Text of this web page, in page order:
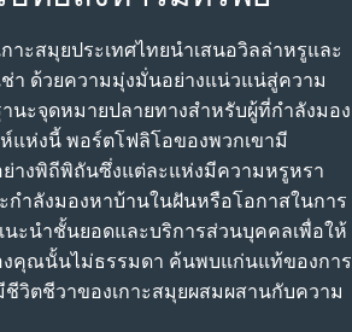
าะสมุยประเทศไทยนําเสนอวิลล่าหรูและ
า ด้วยความมุ่งมั่นอย่างแน่วแน่สู่ความ
านะจุดหมายปลายทางสําหรับผู้ที่กําลังมอง
แห่งนี้ พอร์ตโฟลิโอของพวกเขามี
งพิถีพิถันซึ่งแต่ละแห่งมีความหรูหรา
าลังมองหาบ้านในฝันหรือโอกาสในการ
ะนําชั้นยอดและบริการส่วนบุคคลเพื่อให้
คุณนั้นไม่ธรรมดา ค้นพบแก่นแท้ของการ
วิตชีวาของเกาะสมุยผสมผสานกับความ